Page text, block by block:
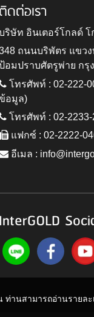
ติดต่อเรา
ริษัท อินเตอร์โกลด์ โ
ถนนบริพัตร แขว
อมปราบศัตรูพ่าย กรุ
โทรศัพท์ : 02-222-
อมูล)
โทรศัพท์ : 02-
แฟกซ์ : 02-2222-
อีเมล :
InterGOLD
านสามารถอ่านรายละ